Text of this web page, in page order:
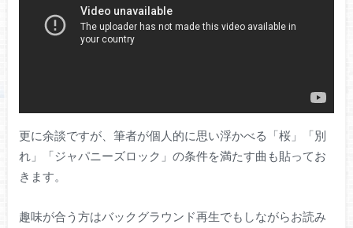
更に余談ですが、筆者が個人的に思い浮かべる「桜」「別
れ」「ジャパニーズロック」の条件を満たす曲も貼ってお
きます。
趣味が合う方はバックグラウンド再生でもしながらお読み